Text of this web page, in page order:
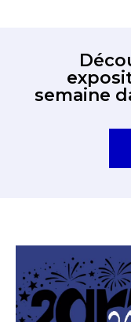
semaine